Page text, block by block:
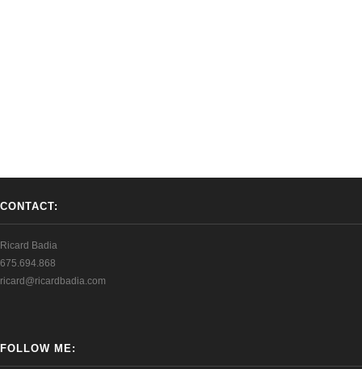
CONTACT:
Ricard Badia
675.694.868
ricard@ricardbadia.com
FOLLOW ME: